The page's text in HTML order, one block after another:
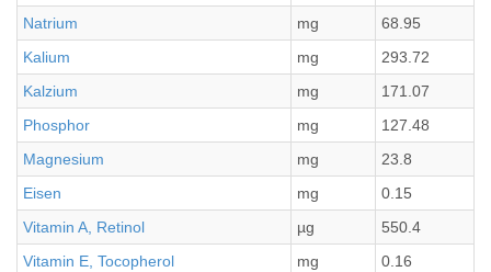
Natrium
mg
68.95
Kalium
mg
293.72
Kalzium
mg
171.07
Phosphor
mg
127.48
Magnesium
mg
23.8
Eisen
mg
0.15
Vitamin A, Retinol
µg
550.4
Vitamin E, Tocopherol
mg
0.16